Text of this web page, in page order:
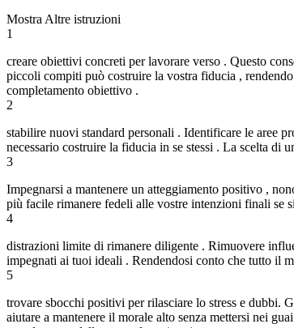
Mostra Altre istruzioni
1
creare obiettivi concreti per lavorare verso . Questo
piccoli compiti può costruire la vostra fiducia ,
completamento obiettivo .
2
stabilire nuovi standard personali . Identificare le aree
necessario costruire la fiducia in se stessi . La scelta di
3
Impegnarsi a mantenere un atteggiamento positivo ,
più facile rimanere fedeli alle vostre intenzioni finali se
4
distrazioni limite di rimanere diligente . Rimuovere
impegnati ai tuoi ideali . Rendendosi conto che tutto il
5
trovare sbocchi positivi per rilasciare lo stress e dubbi.
aiutare a mantenere il morale alto senza mettersi nei